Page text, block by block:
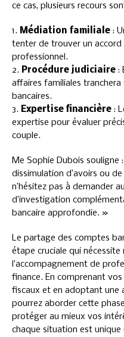
ce cas, plusieurs recours
1. Médiation familiale :
tenter de trouver un accord
professionnel.
2. Procédure judiciaire :
affaires familiales
bancaires.
3. Expertise financière :
expertise pour évaluer
couple.
Me Sophie Dubois souligne
dissimulation d’avoirs ou
n’hésitez pas à demander
d’investigation
bancaire approfondie. »
Le partage des comptes
étape cruciale qui
l’accompagnement de
finance. En comprenant
fiscaux et en adoptant une
pourrez aborder cette
protéger au mieux vos
chaque situation est unique